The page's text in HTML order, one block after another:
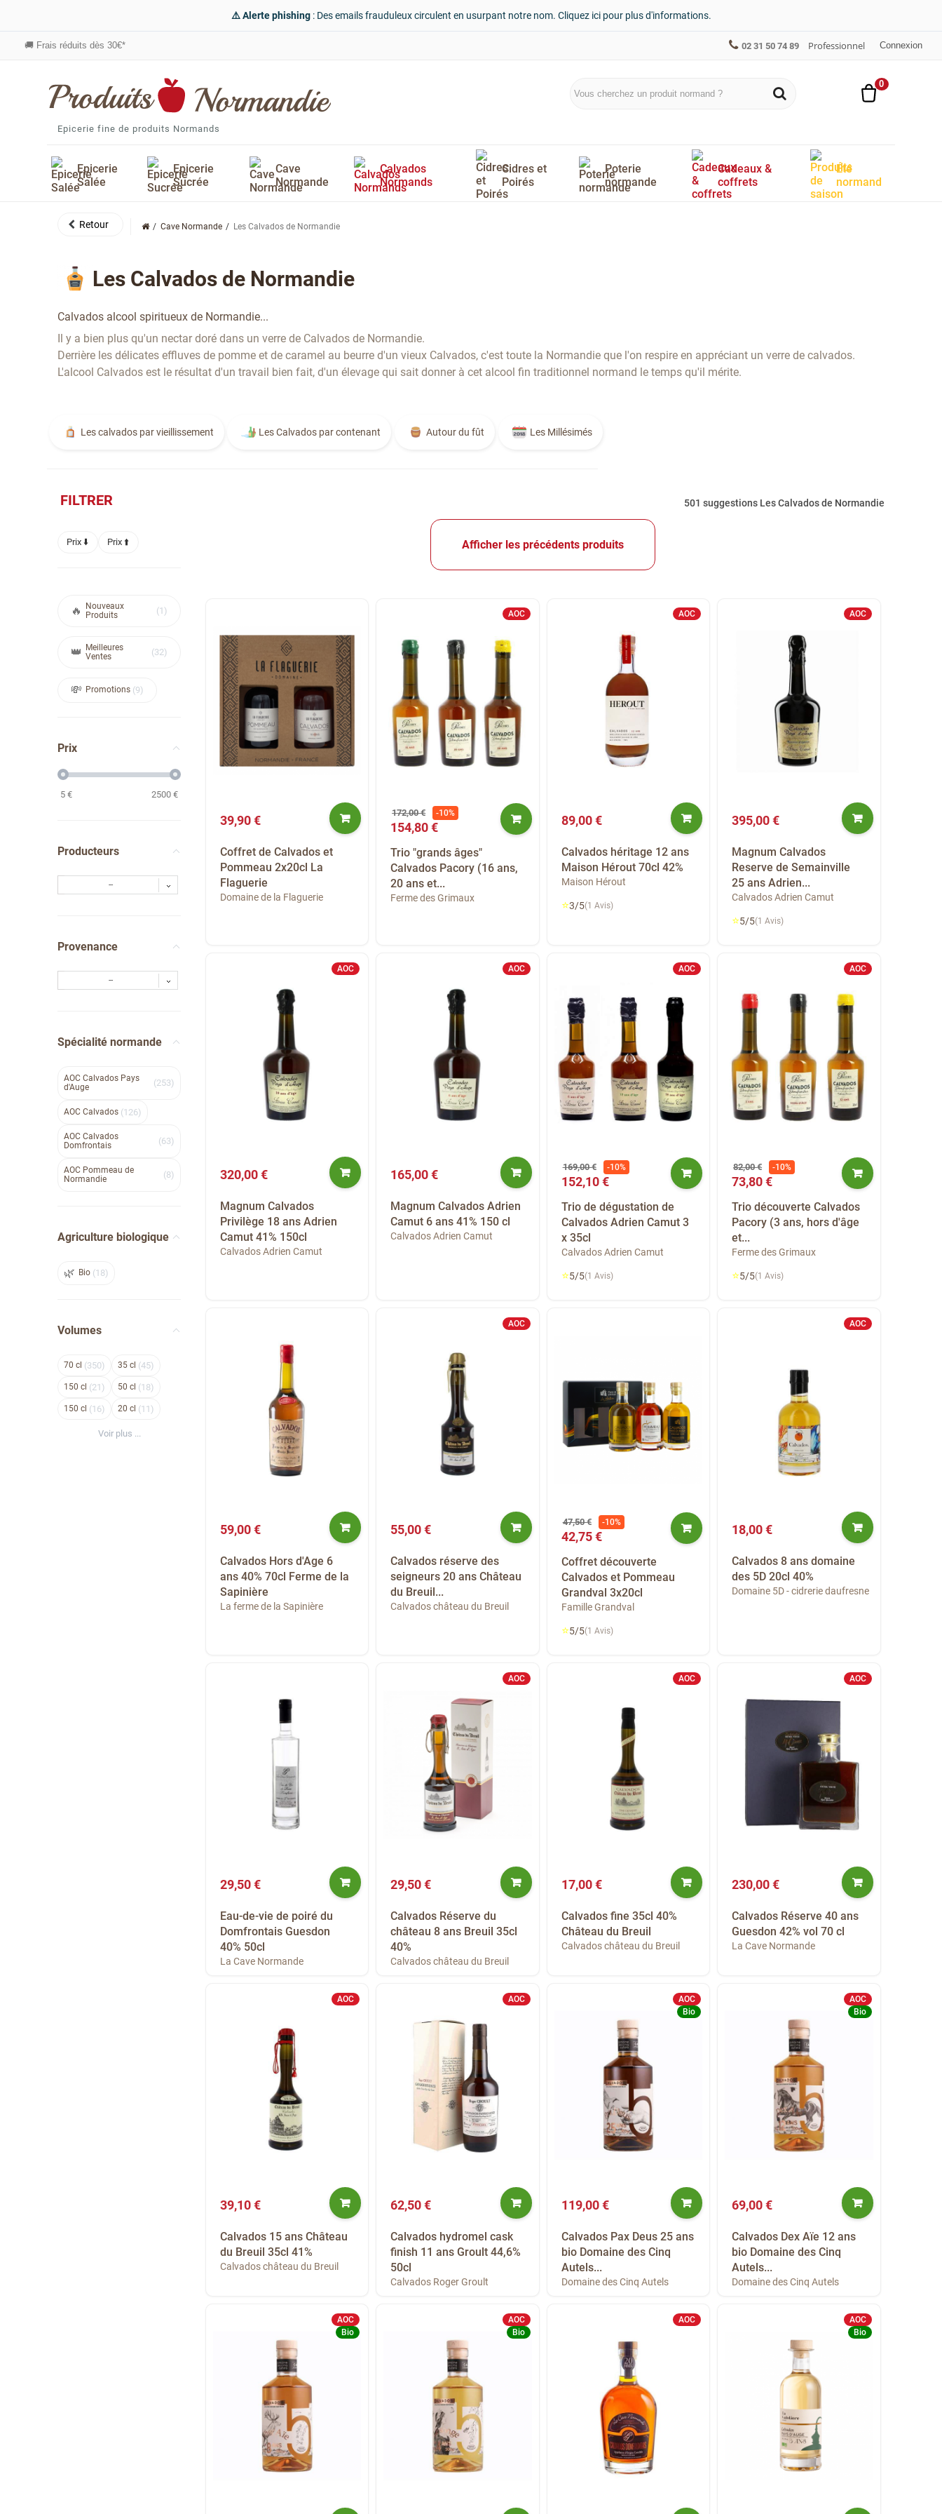
⚠️ Alerte phishing: Des emails frauduleux circulent en usurpant notre nom. Cliquez ici pour plus d'informations.
🚚 Frais réduits dès 30€* 02 31 50 74 89 Professionnel Connexion
Epicerie fine de produits Normands
0
Epicerie
Salée
Epicerie
Sucrée
Cave
Normande
Calvados
Normands
Cidres et
Poirés
Poterie
normande
Cadeaux &
coffrets
Été
normand
Cave Normande Les Calvados de Normandie
Les Calvados de Normandie
Calvados alcool spiritueux de Normandie...
Il y a bien plus qu'un nectar doré dans un verre de Calvados de Normandie.
Derrière les délicates effluves de pomme et de caramel au beurre d'un vieux Calvados, c'est toute la Normandie que l'on respire en appréciant un verre de calvados.
L'alcool Calvados est le résultat d'un travail bien fait, d'un élevage qui sait donner à cet alcool fin traditionnel normand le temps qu'il mérite.
Les calvados par vieillissement Les Calvados par contenant Autour du fût Les Millésimés
FILTRER
Prix ⬇️ Prix ⬆️
Nouveaux
Produits
1
Meilleures
Ventes
32
Promotions 9
Prix
5 € 2500€
Producteurs
--
Provenance
--
Spécialité normande
AOC Calvados Pays
d'Auge
253
AOC Calvados 126
AOC Calvados
Domfrontais
63
AOC Pommeau de
Normandie
8
Agriculture biologique
Bio 18
Volumes
70 350 35 45
150 21 50 18
150 16 20 11
Voir plus ...
501 suggestions Les Calvados de Normandie
Afficher les précédents produits
39,90 €
Coffret de Calvados et
Pommeau 2x20cl La
Flaguerie
Domaine de la Flaguerie
AOC
154,80 €
172,00 € -10%
Trio "grands âges"
Calvados Pacory (16 ans,
20 ans et...
Ferme des Grimaux
AOC
89,00 €
Calvados héritage 12 ans
Maison Hérout 70cl 42%
Maison Hérout
⭐3/5(1 Avis)
AOC
395,00 €
Magnum Calvados
Reserve de Semainville
25 ans Adrien...
Calvados Adrien Camut
⭐5/5(1 Avis)
AOC
320,00 €
Magnum Calvados
Privilège 18 ans Adrien
Camut 41% 150cl
Calvados Adrien Camut
AOC
165,00 €
Magnum Calvados Adrien
Camut 6 ans 41% 150 cl
Calvados Adrien Camut
AOC
152,10 €
169,00 € -10%
Trio de dégustation de
Calvados Adrien Camut 3
x 35cl
Calvados Adrien Camut
⭐5/5(1 Avis)
AOC
73,80 €
82,00 € -10%
Trio découverte Calvados
Pacory (3 ans, hors d'âge
et...
Ferme des Grimaux
⭐5/5(1 Avis)
59,00 €
Calvados Hors d'Age 6
ans 40% 70cl Ferme de la
Sapinière
La ferme de la Sapinière
AOC
55,00 €
Calvados réserve des
seigneurs 20 ans Château
du Breuil...
Calvados château du Breuil
42,75 €
47,50 € -10%
Coffret découverte
Calvados et Pommeau
Grandval 3x20cl
Famille Grandval
⭐5/5(1 Avis)
AOC
18,00 €
Calvados 8 ans domaine
des 5D 20cl 40%
Domaine 5D - cidrerie daufresne
29,50 €
Eau-de-vie de poiré du
Domfrontais Guesdon
40% 50cl
La Cave Normande
AOC
29,50 €
Calvados Réserve du
château 8 ans Breuil 35cl
40%
Calvados château du Breuil
AOC
17,00 €
Calvados fine 35cl 40%
Château du Breuil
Calvados château du Breuil
AOC
230,00 €
Calvados Réserve 40 ans
Guesdon 42% vol 70 cl
La Cave Normande
AOC
39,10 €
Calvados 15 ans Château
du Breuil 35cl 41%
Calvados château du Breuil
AOC
62,50 €
Calvados hydromel cask
finish 11 ans Groult 44,6%
50cl
Calvados Roger Groult
AOC
Bio
119,00 €
Calvados Pax Deus 25 ans
bio Domaine des Cinq
Autels...
Domaine des Cinq Autels
AOC
Bio
69,00 €
Calvados Dex Aïe 12 ans
bio Domaine des Cinq
Autels...
Domaine des Cinq Autels
AOC
Bio
AOC
Bio
AOC
AOC
Bio